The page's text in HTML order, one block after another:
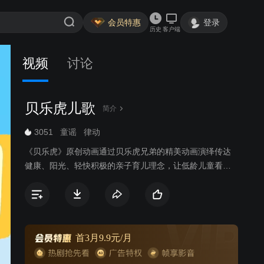
会员特惠
历史 客户端
登录
视频 讨论
贝乐虎儿歌 简介
3051 童谣 律动
《贝乐虎》原创动画通过贝乐虎兄弟的精美动画演绎传达
健康、阳光、轻快积极的亲子育儿理念，让低龄儿童看到
首3月9.9元/月